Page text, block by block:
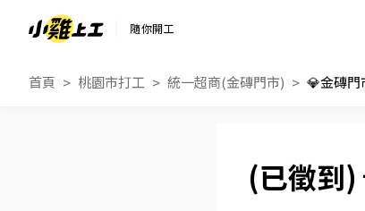
隨你開工
首頁 桃園市打工 統一超商(金磚門市) 💎金磚門